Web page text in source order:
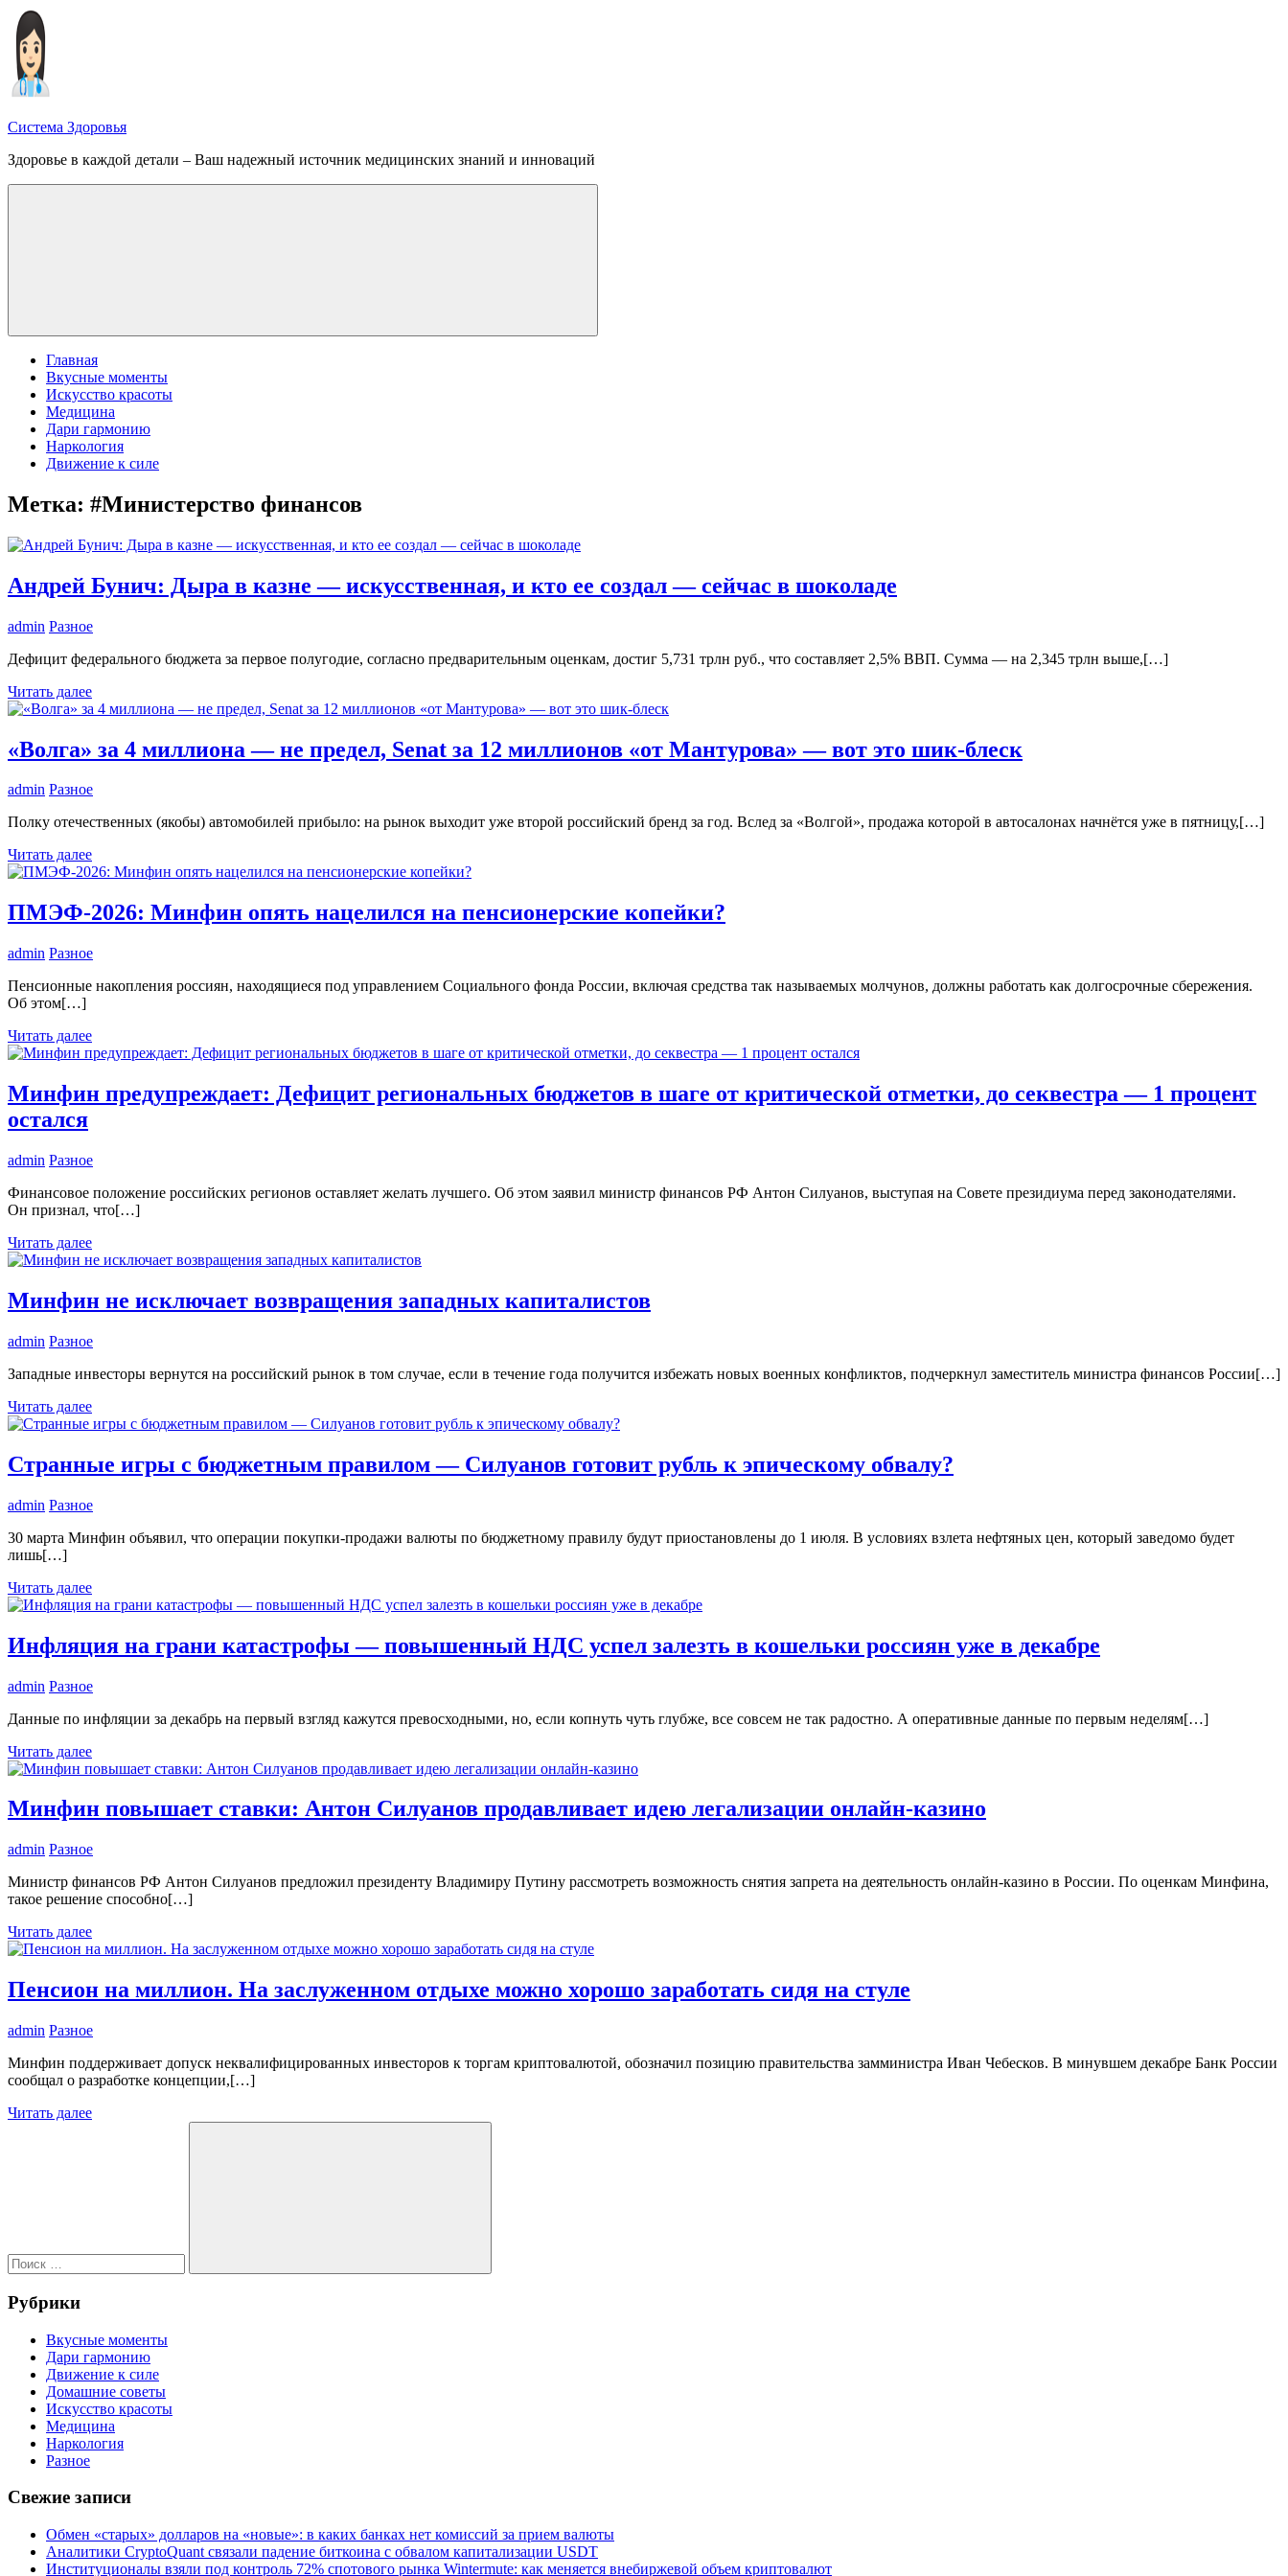
Перейти
содержимому
Система Здоровья
Здоровье в каждой детали – Ваш надежный источник медицинских знаний и инноваций
Меню
Главная
Вкусные моменты
Искусство красоты
Медицина
Дари гармонию
Наркология
Движение к силе
Метка: #Министерство финансов
Андрей Бунич: Дыра в казне — искусственная, и кто ее создал — сейчас в шоколаде
admin Разное
Дефицит федерального бюджета за первое полугодие, согласно предварительным оценкам, достиг 5,731 трлн руб., что составляет 2,5% ВВП. Сумма — на 2,345 трлн выше,[…]
Читать далее
«Волга» за 4 миллиона — не предел, Senat за 12 миллионов «от Мантурова» — вот это шик-блеск
admin Разное
Полку отечественных (якобы) автомобилей прибыло: на рынок выходит уже второй российский бренд за год. Вслед за «Волгой», продажа которой в автосалонах начнётся уже в пятницу,[…]
Читать далее
ПМЭФ-2026: Минфин опять нацелился на пенсионерские копейки?
admin Разное
Пенсионные накопления россиян, находящиеся под управлением Социального фонда России, включая средства так называемых молчунов, должны работать как долгосрочные сбережения.
Об этом[…]
Читать далее
Минфин предупреждает: Дефицит региональных бюджетов в шаге от критической отметки, до секвестра — 1 процент
остался
admin Разное
Финансовое положение российских регионов оставляет желать лучшего. Об этом заявил министр финансов РФ Антон Силуанов, выступая на Совете президиума перед законодателями.
Он признал, что[…]
Читать далее
Минфин не исключает возвращения западных капиталистов
admin Разное
Западные инвесторы вернутся на российский рынок в том случае, если в течение года получится избежать новых военных конфликтов, подчеркнул заместитель министра финансов России[…]
Читать далее
Странные игры с бюджетным правилом — Силуанов готовит рубль к эпическому обвалу?
admin Разное
30 марта Минфин объявил, что операции покупки-продажи валюты по бюджетному правилу будут приостановлены до 1 июля. В условиях взлета нефтяных цен, который заведомо будет
лишь[…]
Читать далее
Инфляция на грани катастрофы — повышенный НДС успел залезть в кошельки россиян уже в декабре
admin Разное
Данные по инфляции за декабрь на первый взгляд кажутся превосходными, но, если копнуть чуть глубже, все совсем не так радостно. А оперативные данные по первым неделям[…]
Читать далее
Минфин повышает ставки: Антон Силуанов продавливает идею легализации онлайн-казино
admin Разное
Министр финансов РФ Антон Силуанов предложил президенту Владимиру Путину рассмотреть возможность снятия запрета на деятельность онлайн-казино в России. По оценкам Минфина,
такое решение способно[…]
Читать далее
Пенсион на миллион. На заслуженном отдыхе можно хорошо заработать сидя на стуле
admin Разное
Минфин поддерживает допуск неквалифицированных инвесторов к торгам криптовалютой, обозначил позицию правительства замминистра Иван Чебесков. В минувшем декабре Банк России
сообщал о разработке концепции,[…]
Читать далее
Поиск
Рубрики
Вкусные моменты
Дари гармонию
Движение к силе
Домашние советы
Искусство красоты
Медицина
Наркология
Разное
Свежие записи
Обмен «старых» долларов на «новые»: в каких банках нет комиссий за прием валюты
Аналитики CryptoQuant связали падение биткоина с обвалом капитализации USDT
Институционалы взяли под контроль 72% спотового рынка Wintermute: как меняется внебиржевой объем криптовалют